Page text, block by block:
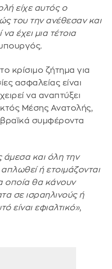
είχε αυτός ο
του την ανέθεσαν και
έχει μια τέτοια
κρίσιμο ζήτημα για
ασφαλείας είναι
να αναπτύξει
Μέσης Ανατολής,
συμφέροντα
και όλη την
ή ετοιμάζονται
οποία θα κάνουν
σε ισραηλινούς ή
είναι εφιαλτικό»,